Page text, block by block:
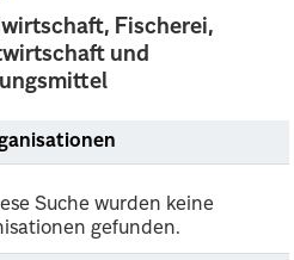
Fischerei,
und
Suche wurden keine
gefunden.